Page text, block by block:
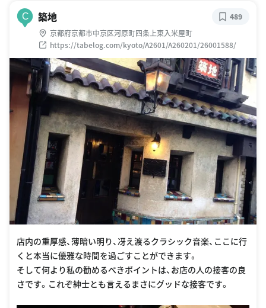
C 築地
京都府京都市中京区河原町四条上東入米屋町
https://tabelog.com/kyoto/A2601/A260201/26001588/
489
店内の重厚感、薄暗い明り、冴え渡るクラシック音楽、ここに行
くと本当に優雅な時間を過ごすことができます。
そして何より私の勧めるべきポイントは、お店の人の接客の良
さです。これぞ紳士とも言えるまさにグッドな接客です。